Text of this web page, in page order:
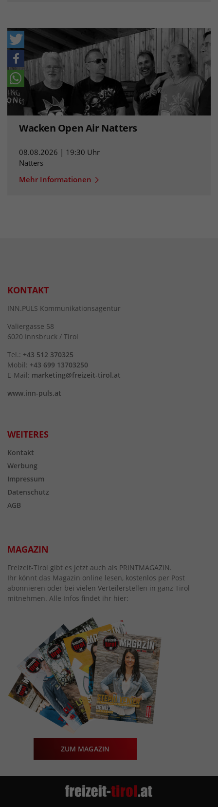
Wacken Open Air Natters
08.08.2026 | 19:30 Uhr
Natters
Mehr Informationen
KONTAKT
INN.PULS Kommunikationsagentur
Valiergasse 58
6020 Innsbruck / Tirol
Tel.: +43 512 370325
Mobil: +43 699 13703250
E-Mail: marketing@freizeit-tirol.at
www.inn-puls.at
WEITERES
Kontakt
Werbung
Impressum
Datenschutz
AGB
MAGAZIN
Freizeit-Tirol gibt es jetzt auch als PRINTMAGAZIN.
Ihr könnt das Magazin online lesen, kostenlos per Post
abonnieren oder bei vielen Verteilerstellen in ganz Tirol
mitnehmen. Alle Infos findet ihr hier:
ZUM MAGAZIN